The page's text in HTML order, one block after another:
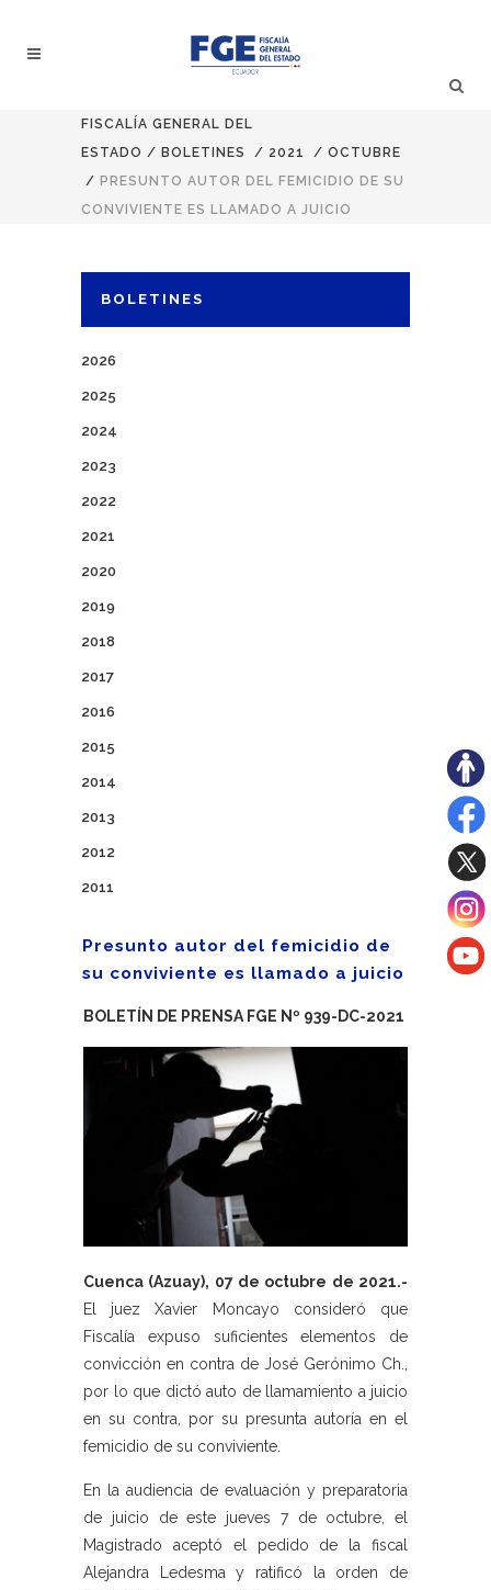
FISCALÍA GENERAL DEL
ESTADO / BOLETINES / 2021 / OCTUBRE
/ PRESUNTO AUTOR DEL FEMICIDIO DE SU
CONVIVIENTE ES LLAMADO A JUICIO
BOLETINES
2026
2025
2024
2023
2022
2021
2020
2019
2018
2017
2016
2015
2014
2013
2012
2011
Presunto autor del femicidio de
su conviviente es llamado a juicio
BOLETÍN DE PRENSA FGE Nº 939-DC-2021
Cuenca (Azuay), 07 de octubre de 2021.-
El juez Xavier Moncayo consideró que
Fiscalía expuso suficientes elementos de
convicción en contra de José Gerónimo Ch.,
por lo que dictó auto de llamamiento a juicio
en su contra, por su presunta autoría en el
femicidio de su conviviente.
En la audiencia de evaluación y preparatoria
de juicio de este jueves 7 de octubre, el
Magistrado aceptó el pedido de la fiscal
Alejandra Ledesma y ratificó la orden de